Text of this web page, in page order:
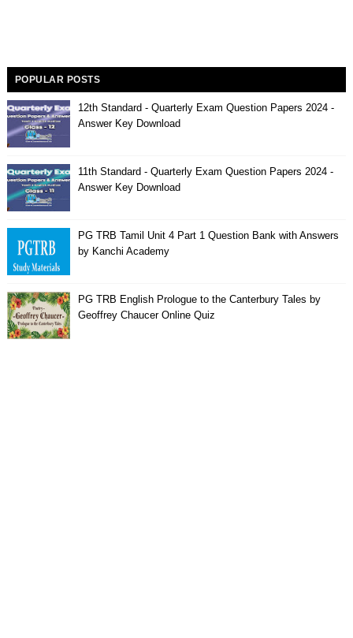
POPULAR POSTS
12th Standard - Quarterly Exam Question Papers 2024 -
Answer Key Download
11th Standard - Quarterly Exam Question Papers 2024 -
Answer Key Download
PG TRB Tamil Unit 4 Part 1 Question Bank with Answers
by Kanchi Academy
PG TRB English Prologue to the Canterbury Tales by
Geoffrey Chaucer Online Quiz